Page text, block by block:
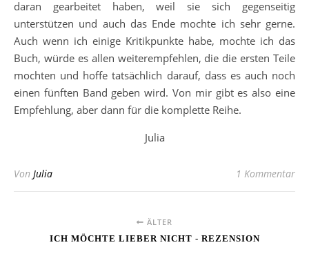
daran gearbeitet haben, weil sie sich gegenseitig
unterstützen und auch das Ende mochte ich sehr gerne.
Auch wenn ich einige Kritikpunkte habe, mochte ich das
Buch, würde es allen weiterempfehlen, die die ersten Teile
mochten und hoffe tatsächlich darauf, dass es auch noch
einen fünften Band geben wird. Von mir gibt es also eine
Empfehlung, aber dann für die komplette Reihe.
Julia
Von Julia 1 Kommentar
ÄLTER
ICH MÖCHTE LIEBER NICHT - REZENSION